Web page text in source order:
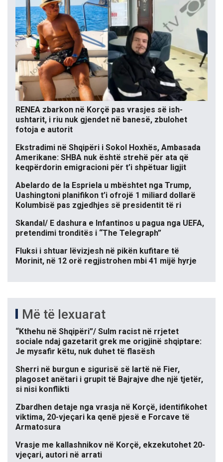
RENEA zbarkon në Korçë pas vrasjes së ish-
ushtarit, i riu nuk gjendet në banesë, zbulohet
fotoja e autorit
Ekstradimi në Shqipëri i Sokol Hoxhës, Ambasada
Amerikane: SHBA nuk është strehë për ata që
keqpërdorin emigracioni për t’i shpëtuar ligjit
Abelardo de la Espriela u mbështet nga Trump,
Uashingtoni planifikon t’i ofrojë 1 miliard dollarë
Kolumbisë pas zgjedhjes së presidentit të ri
Skandal/ E dashura e Infantinos u pagua nga UEFA,
pretendimi tronditës i “The Telegraph”
Fluksi i shtuar lëvizjesh në pikën kufitare të
Morinit, në 12 orë regjistrohen mbi 41 mijë hyrje
Më të lexuarat
“Kthehu në Shqipëri”/ Sulm racist në rrjetet
sociale ndaj gazetarit grek me origjinë shqiptare:
Je mysafir këtu, nuk duhet të flasësh
Sherri në burgun e sigurisë së lartë në Fier,
plagoset anëtari i grupit të Bajrajve dhe një tjetër,
si nisi konflikti
Zbardhen detaje nga vrasja në Korçë, identifikohet
viktima, 20-vjeçari ka qenë pjesë e Forcave të
Armatosura
Vrasje me kallashnikov në Korçë, ekzekutohet 20-
vjeçari, autori në arrati